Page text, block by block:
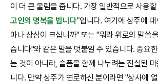
이 더 큰 울림을 줍니다. 가장 일반적으로 사용
고인의 명복을 빕니다"입니다. 여기에 상주에
마나 상심이 크십니까" 또는 "뭐라 위로의 말씀
습니다"와 같은 말을 덧붙일 수 있습니다. 중요
는 것이 아니라, 슬픔을 함께 나누려는 진실된
니다. 만약 상주가 연로하신 분이라면 "상사에